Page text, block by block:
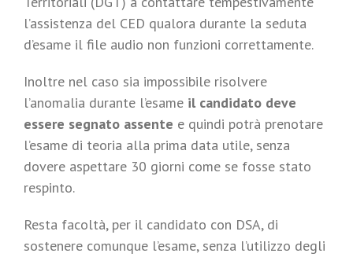
l’assistenza del CED qualora durante la seduta
d’esame il file audio non funzioni correttamente.
Inoltre nel caso sia impossibile risolvere
l’anomalia durante l’esame il candidato deve
essere segnato assente e quindi potrà prenotare
l’esame di teoria alla prima data utile, senza
dovere aspettare 30 giorni come se fosse stato
respinto.
Resta facoltà, per il candidato con DSA, di
sostenere comunque l’esame, senza l’utilizzo degli